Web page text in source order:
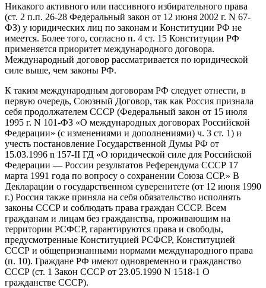
Никакого активного или пассивного избирательного права
(ст. 2 п.п. 26-28 Федеральный закон от 12 июня 2002 г. N 67-
ФЗ) у юридических лиц по законам и Конституции РФ не
имеется. Более того, согласно п. 4 ст. 15 Конституции РФ
применяется приоритет международного договора.
Международный договор рассматривается по юридической
силе выше, чем законы РФ.
К таким международным договорам РФ следует отнести, в
первую очередь, Союзный Договор, так как Россия признала
себя продолжателем СССР (Федеральный закон от 15 июля
1995 г. N 101-ФЗ «О международных договорах Российской
Федерации» (с изменениями и дополнениями) ч. 3 ст. 1) и
учесть постановление Государственной Думы РФ от
15.03.1996 n 157-II ГД «О юридической силе для Российской
Федерации — России результатов Референдума СССР 17
марта 1991 года по вопросу о сохранении Союза ССР.» В
Декларации о государственном суверенитете (от 12 июня 1990
г.) Россия также приняла на себя обязательство исполнять
законы СССР и соблюдать права граждан СССР. Всем
гражданам и лицам без гражданства, проживающим на
территории РСФСР, гарантируются права и свободы,
предусмотренные Конституцией РСФСР, Конституцией
СССР и общепризнанными нормами международного права
(п. 10). Граждане РФ имеют одновременно и гражданство
СССР (ст. 1 Закон СССР от 23.05.1990 N 1518-1 О
гражданстве СССР).